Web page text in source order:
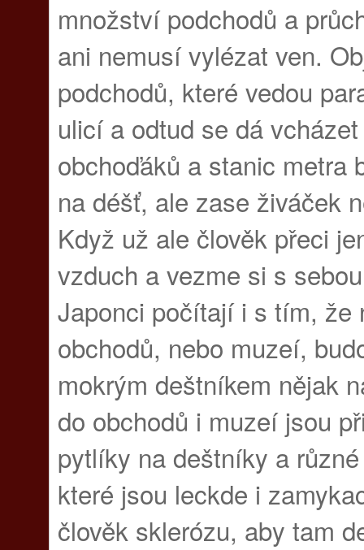
množství podchodů a
ani nemusí vylézat ven.
podchodů, které vedou
ulicí a odtud se dá
obchoďáků a stanic metra
na déšť, ale zase živáček
Když už ale člověk přeci
vzduch a vezme si s
Japonci počítají i s tím, že
obchodů, nebo muzeí,
mokrým deštníkem nějak
do obchodů i muzeí jsou
pytlíky na deštníky a
které jsou leckde i
člověk sklerózu, aby tam